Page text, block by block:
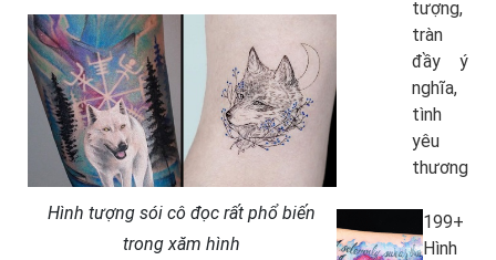
Hình tượng sói cô đọc rất phổ biến
trong xăm hình
tượng,
tràn
đầy ý
nghĩa,
tình
yêu
thương
199+
Hình